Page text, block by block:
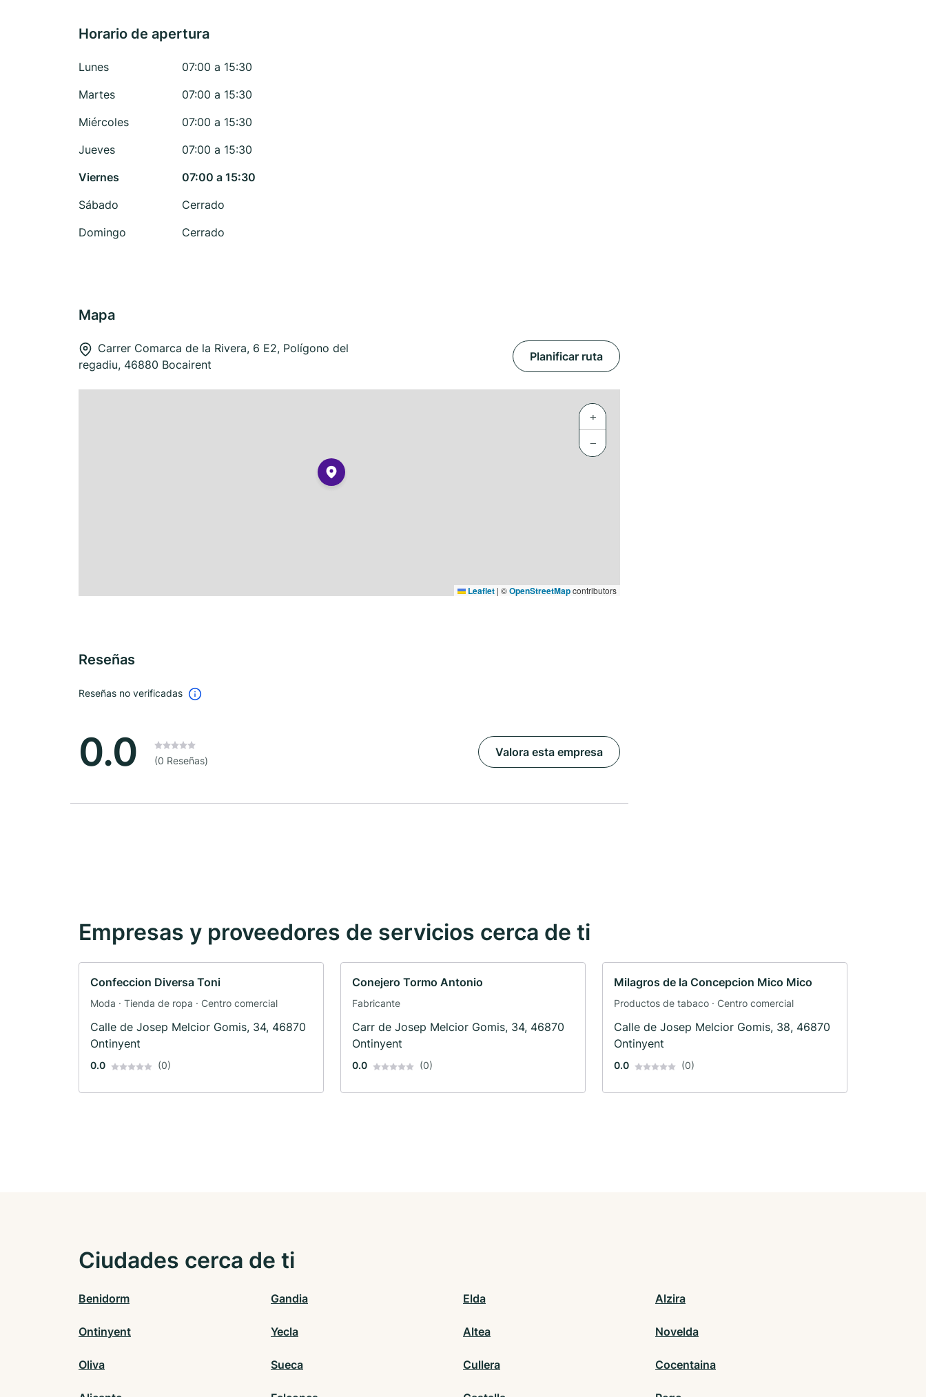
Horario de apertura
Lunes
07:00 a 15:30
Martes
07:00 a 15:30
Miércoles
07:00 a 15:30
Jueves
07:00 a 15:30
Viernes
07:00 a 15:30
Sábado
Cerrado
Domingo
Cerrado
Mapa
Carrer Comarca de la Rivera, 6 E2, Polígono del
regadiu, 46880 Bocairent
Planificar ruta
+
−
Leaflet | ©OpenStreetMapcontributors
Reseñas
Reseñas no verificadas
0.0 (0 Reseñas)
Valora esta empresa
Empresas y proveedores de servicios cerca de ti
Confeccion Diversa Toni
Moda · Tienda de ropa · Centro comercial
Calle de Josep Melcior Gomis, 34, 46870
Ontinyent
0.0 (0)
Conejero Tormo Antonio
Fabricante
Carr de Josep Melcior Gomis, 34, 46870
Ontinyent
0.0 (0)
Milagros de la Concepcion Mico Mico
Productos de tabaco · Centro comercial
Calle de Josep Melcior Gomis, 38, 46870
Ontinyent
0.0 (0)
Ciudades cerca de ti
Benidorm Gandia Elda Alzira
Ontinyent Yecla Altea Novelda
Oliva Sueca Cullera Cocentaina